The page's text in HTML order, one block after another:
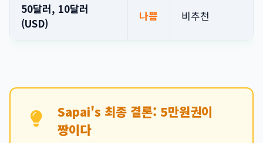
50달러, 10달러
(USD)
나쁨 비추천
Sapai's 최종 결론: 5만원권이
짱이다